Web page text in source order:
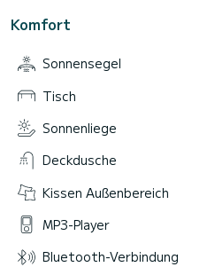
Komfort
Sonnensegel
Tisch
Sonnenliege
Deckdusche
Kissen Außenbereich
MP3-Player
Bluetooth-Verbindung